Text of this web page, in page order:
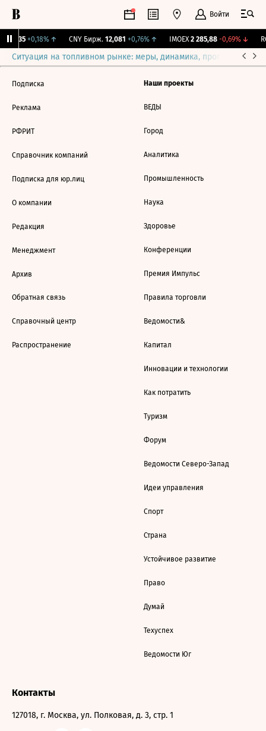
Войти
115,35 +0,18%↑ CNY Бирж. 12,081 +0,76%↑ IMOEX 2 285,88 -0,69%↓
Ситуация на топливном рынке: меры, динамика, прогнозы
Подписка
Реклама
РФРИТ
Справочник компаний
Подписка для юр.лиц
О компании
Редакция
Менеджмент
Архив
Обратная связь
Справочный центр
Распространение
Наши проекты
ВЕДЫ
Город
Аналитика
Промышленность
Наука
Здоровье
Конференции
Премия Импульс
Правила торговли
Ведомости&
Капитал
Инновации и технологии
Как потратить
Туризм
Форум
Ведомости Северо-Запад
Идеи управления
Спорт
Страна
Устойчивое развитие
Право
Думай
Техуспех
Ведомости Юг
Контакты
127018, г. Москва, ул. Полковая, д. 3, стр. 1